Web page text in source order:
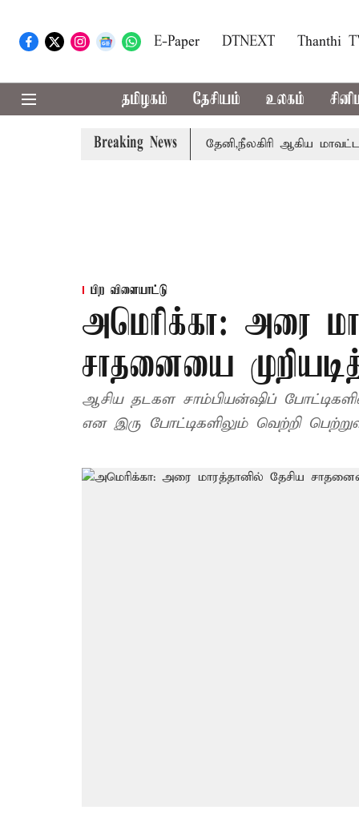
E-Paper DTNEXT Thanthi
தமிழகம் தேசியம் உலகம்
Breaking News
கோவை, தேனி,நீலகிரி ஆகிய
பிற விளையாட்டு
அமெரிக்கா: அரை
சாதனையை
ஆசிய தடகள சாம்பியன்ஷிப்
என இரு போட்டிகளிலும் வெற்றி